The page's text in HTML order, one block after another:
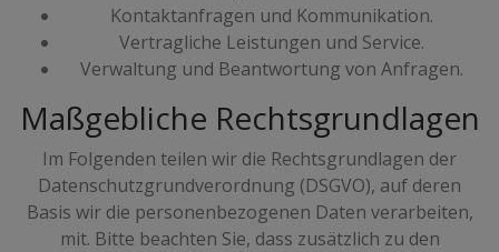
Kontaktanfragen und Kommunikation.
Vertragliche Leistungen und Service.
Verwaltung und Beantwortung von Anfragen.
Maßgebliche Rechtsgrundlagen
Im Folgenden teilen wir die Rechtsgrundlagen der
Datenschutzgrundverordnung (DSGVO), auf deren
Basis wir die personenbezogenen Daten verarbeiten,
mit. Bitte beachten Sie, dass zusätzlich zu den